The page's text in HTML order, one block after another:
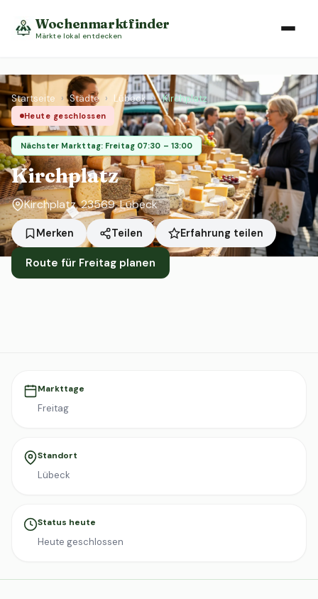
Wochenmarktfinder
Märkte lokal entdecken
Startseite › Städte › Lübeck › Kirchplatz
Heute geschlossen
Nächster Markttag: Freitag 07:30 – 13:00
Kirchplatz
Kirchplatz, 23569, Lübeck
Merken Teilen Erfahrung teilen
Route für Freitag planen
Markttage
Freitag
Standort
Lübeck
Status heute
Heute geschlossen